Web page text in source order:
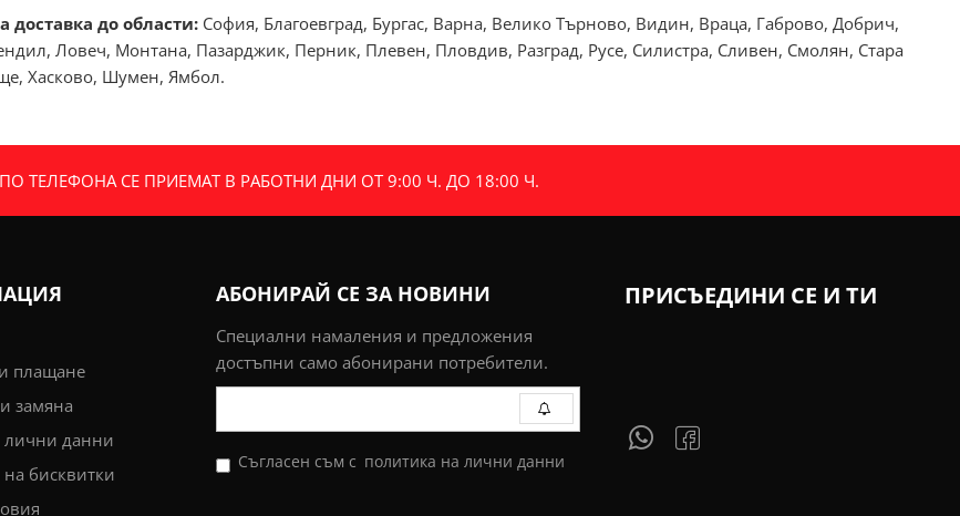
доставка до области: София, Благоевград, Бургас, Варна, Велико Търново, Видин, Враца, Габрово, Добрич,
Ловеч, Монтана, Пазарджик, Перник, Плевен, Пловдив, Разград, Русе, Силистра, Сливен, Смолян, Стара
Хасково, Шумен, Ямбол.
ТЕЛЕФОНА СЕ ПРИЕМАТ В РАБОТНИ ДНИ ОТ 9:00 Ч. ДО 18:00 Ч.
плащане
замяна
лични данни
бисквитки
АБОНИРАЙ СЕ ЗА НОВИНИ
Специални намаления и предложения
достъпни само абонирани потребители.
Съгласен съм с политика на лични данни
ПРИСЪЕДИНИ СЕ И ТИ